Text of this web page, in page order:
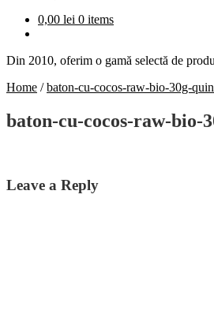
0,00 lei 0 items
Din 2010, oferim o gamă selectă de
Home /baton-cu-cocos-raw-bio-30g-
baton-cu-cocos-raw-bio-
Leave a Reply